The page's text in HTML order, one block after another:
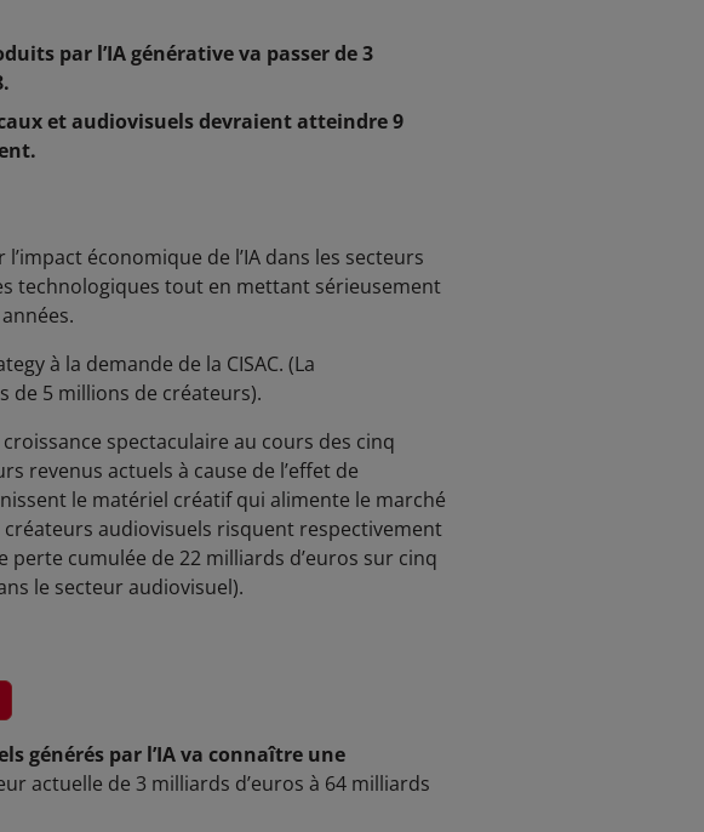
par l’IA générative va passer de 3
et audiovisuels devraient atteindre 9
économique de l’IA dans les secteurs
technologiques tout en mettant sérieusement
à la demande de la CISAC. (La
de 5 millions de créateurs).
spectaculaire au cours des cinq
revenus actuels à cause de l’effet de
le matériel créatif qui alimente le marché
audiovisuels risquent respectivement
perte cumulée de 22 milliards d’euros sur cinq
le secteur audiovisuel).
générés par l’IA va connaître une
actuelle de 3 milliards d’euros à 64 milliards